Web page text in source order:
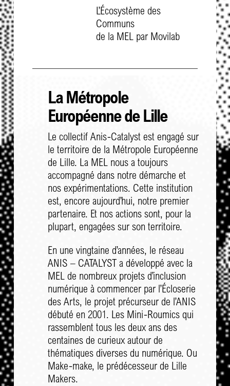
L’Écosystème des
Communs
de la MEL par Movilab
La Métropole
Européenne de Lille
Le collectif Anis-Catalyst est engagé sur
le territoire de la Métropole Européenne
de Lille. La MEL nous a toujours
accompagné dans notre démarche et
nos expérimentations. Cette institution
est, encore aujourd’hui, notre premier
partenaire. Et nos actions sont, pour la
plupart, engagées sur son territoire.
En une vingtaine d’années, le réseau
ANIS – CATALYST a développé avec la
MEL de nombreux projets d’inclusion
numérique à commencer par l’Écloserie
des Arts, le projet précurseur de l’ANIS
débuté en 2001. Les Mini-Roumics qui
rassemblent tous les deux ans des
centaines de curieux autour de
thématiques diverses du numérique. Ou
Make-make, le prédécesseur de Lille
Makers.